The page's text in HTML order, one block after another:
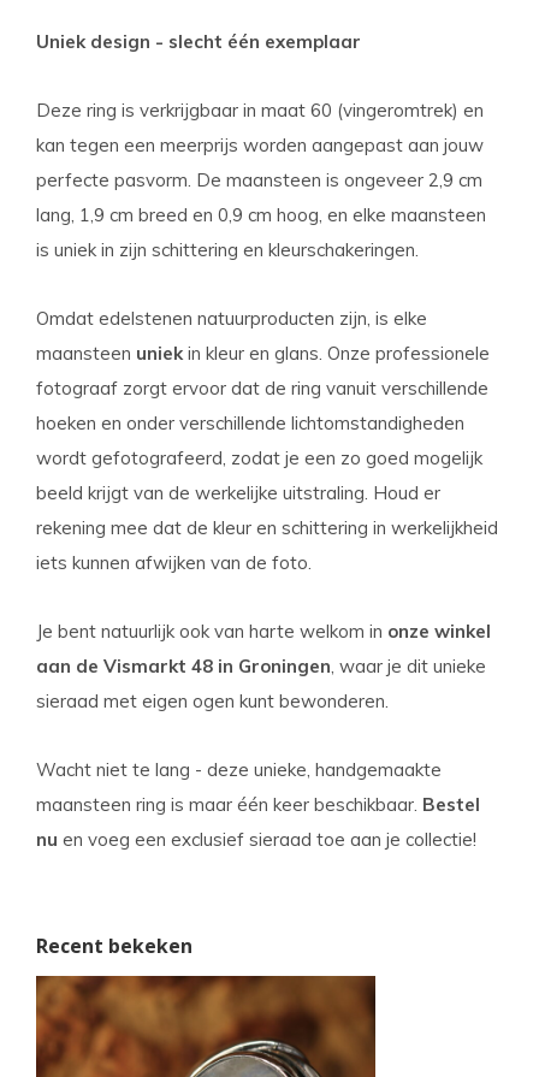
Uniek design - slecht één exemplaar
Deze ring is verkrijgbaar in maat 60 (vingeromtrek) en
kan tegen een meerprijs worden aangepast aan jouw
perfecte pasvorm. De maansteen is ongeveer 2,9 cm
lang, 1,9 cm breed en 0,9 cm hoog, en elke maansteen
is uniek in zijn schittering en kleurschakeringen.
Omdat edelstenen natuurproducten zijn, is elke
maansteen uniekin kleur en glans. Onze professionele
fotograaf zorgt ervoor dat de ring vanuit verschillende
hoeken en onder verschillende lichtomstandigheden
wordt gefotografeerd, zodat je een zo goed mogelijk
beeld krijgt van de werkelijke uitstraling. Houd er
rekening mee dat de kleur en schittering in werkelijkheid
iets kunnen afwijken van de foto.
Je bent natuurlijk ook van harte welkom in onze winkel
aan de Vismarkt 48 in Groningen, waar je dit unieke
sieraad met eigen ogen kunt bewonderen.
Wacht niet te lang - deze unieke, handgemaakte
maansteen ring is maar één keer beschikbaar. Bestel
nu en voeg een exclusief sieraad toe aan je collectie!
Recent bekeken